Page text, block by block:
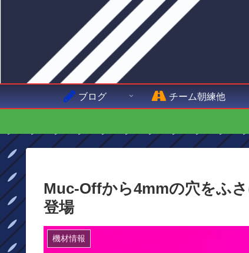
ブログ チーム朝練他
Muc-Offから4mmの穴をふ
登場
機材情報